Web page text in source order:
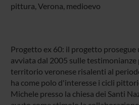
pittura, Verona, medioevo
Progetto ex 60: il progetto
avviata dal 2005 sulle
territorio veronese risalenti al
ha come polo d'interesse i cicli
Michele presso la chiesa dei Santi